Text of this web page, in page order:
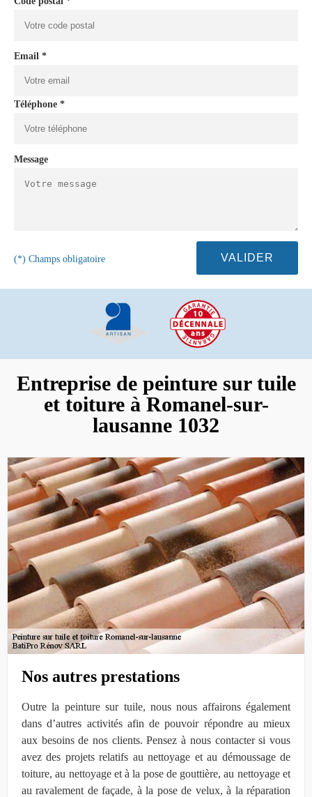
Email *
Téléphone *
Message
(*) Champs obligatoire
Entreprise de peinture sur tuile
et toiture à Romanel-sur-
lausanne 1032
Nos autres prestations
Outre la peinture sur tuile, nous nous affairons également
dans d’autres activités afin de pouvoir répondre au mieux
aux besoins de nos clients. Pensez à nous contacter si vous
avez des projets relatifs au nettoyage et au démoussage de
toiture, au nettoyage et à la pose de gouttière, au nettoyage et
au ravalement de façade, à la pose de velux, à la réparation